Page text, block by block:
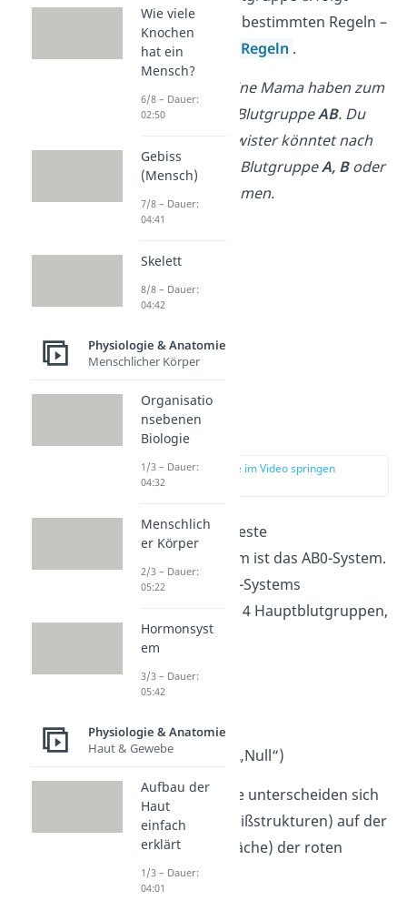
dabei immer nach bestimmten Regeln –
denMendelschen Regeln .
Dein Papa und deine Mama haben zum
Beispiel beide die BlutgruppeAB. Du
oder deine Geschwister könntet nach
den Erbregeln die BlutgruppeA, Boder
vererbt bekommen.
AB0-System
zur Stelle im Video springen
Das wohl bekannteste
Blutgruppensystem ist das AB0-System.
Innerhalb des AB0-Systems
unterscheidest du 4 Hauptblutgruppen,
nämlich:
Blutgruppe A
Blutgruppe AB
Blutgruppe 0 („Null“)
Je nach Blutgruppe unterscheiden sich
die Antigene (Eiweißstrukturen) auf der
Membran
(Oberfläche) der roten
Blutkörperchen:
Wie viele
Knochen
hat ein
Mensch?
6/8 – Dauer:
02:50
Gebiss
(Mensch)
7/8 – Dauer:
04:41
Skelett
8/8 – Dauer:
04:42
Physiologie & Anatomie
Menschlicher Körper
Organisatio
nsebenen
Biologie
1/3 – Dauer:
04:32
Menschlich
er Körper
2/3 – Dauer:
05:22
Hormonsyst
em
3/3 – Dauer:
05:42
Physiologie & Anatomie
Haut & Gewebe
Aufbau der
Haut
einfach
erklärt
1/3 – Dauer:
04:01